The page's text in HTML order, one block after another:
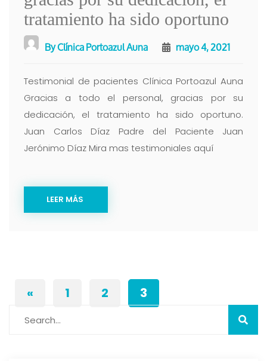
tratamiento ha sido oportuno
ByClínica Portoazul Auna mayo 4, 2021
Testimonial de pacientes Clínica Portoazul Auna
Gracias a todo el personal, gracias por su
dedicación, el tratamiento ha sido oportuno.
Juan Carlos Díaz Padre del Paciente Juan
Jerónimo Díaz Mira mas testimoniales aquí
LEER MÁS
« 1 2 3